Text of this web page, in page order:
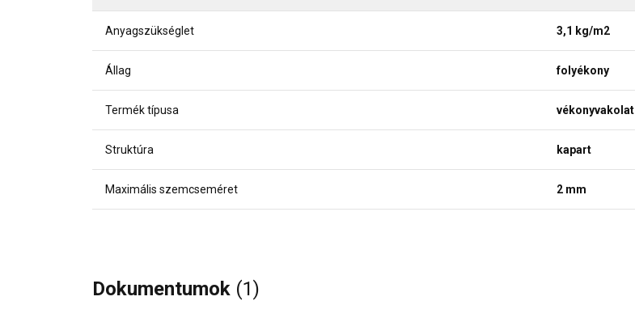
Anyagszükséglet 3,1 kg/m2
Állag folyékony
Termék típusa vékonyvakolat
Struktúra kapart
Maximális szemcseméret 2 mm
Dokumentumok (1)